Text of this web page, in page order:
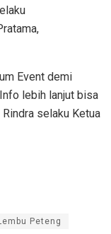
Event demi
lebih lanjut bisa
selaku Ketua
Peteng